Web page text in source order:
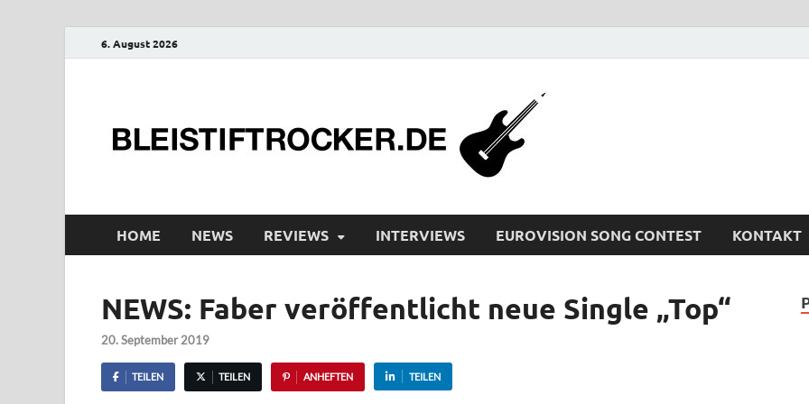
6. August 2026
HOME NEWS REVIEWS INTERVIEWS EUROVISION SONG CONTEST KONTAKT
NEWS: Faber veröffentlicht neue Single „Top“
20. September 2019
TEILEN TEILEN ANHEFTEN TEILEN